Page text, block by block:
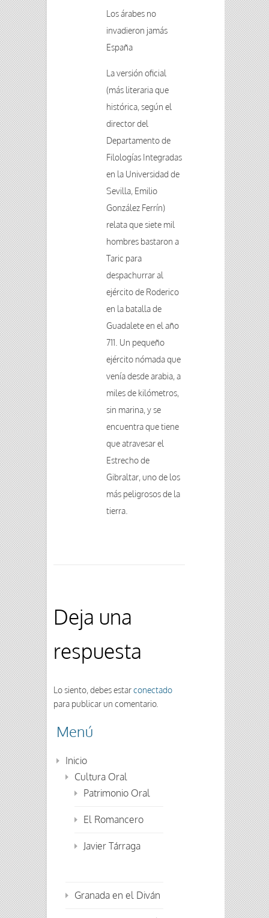
Los árabes no
invadieron jamás
España
La versión oficial
(más literaria que
histórica, según el
director del
Departamento de
Filologías Integradas
en la Universidad de
Sevilla, Emilio
González Ferrín)
relata que siete mil
hombres bastaron a
Taric para
despachurrar al
ejército de Roderico
en la batalla de
Guadalete en el año
711. Un pequeño
ejército nómada que
venía desde arabia, a
miles de kilómetros,
sin marina, y se
encuentra que tiene
que atravesar el
Estrecho de
Gibraltar, uno de los
más peligrosos de la
tierra.
Deja una
respuesta
Lo siento, debes estarconectado
para publicar un comentario.
Menú
Inicio
Cultura Oral
Patrimonio Oral
El Romancero
Javier Tárraga
Granada en el Diván